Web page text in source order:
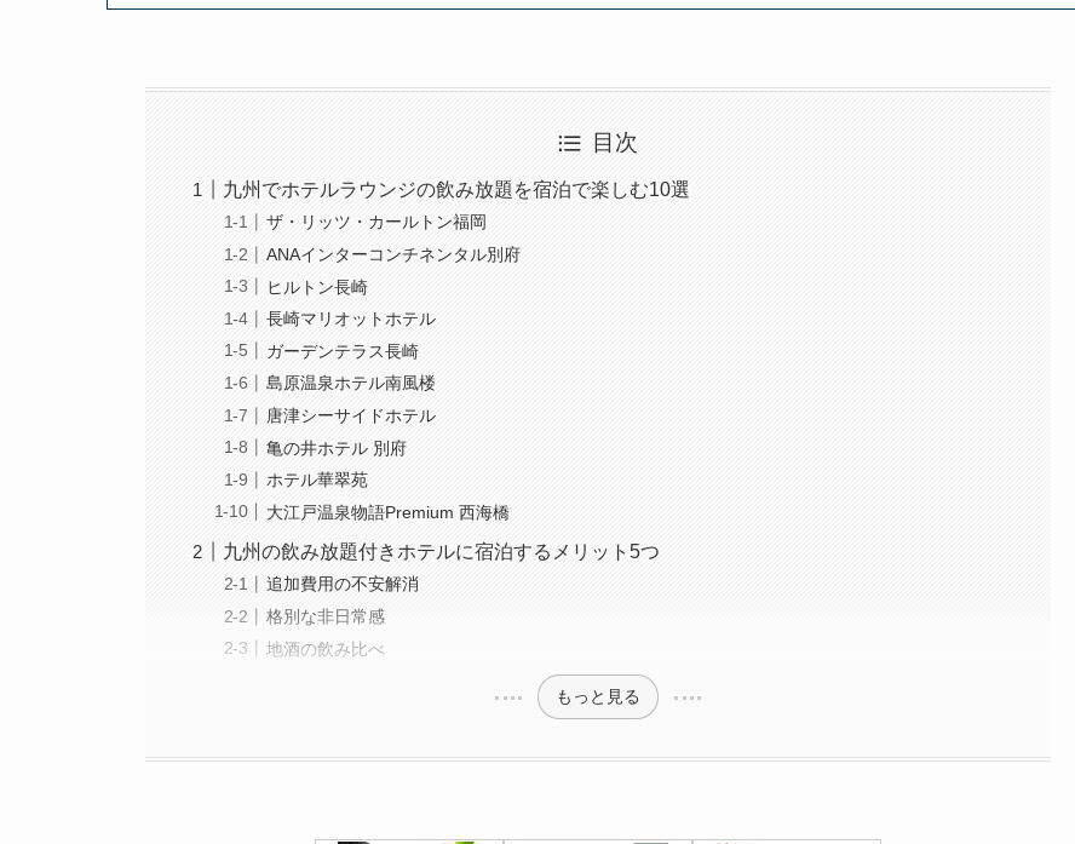
目次
九州でホテルラウンジの飲み放題を宿泊で楽しむ10選
ザ・リッツ・カールトン福岡
ANAインターコンチネンタル別府
ヒルトン長崎
長崎マリオットホテル
ガーデンテラス長崎
島原温泉ホテル南風楼
唐津シーサイドホテル
亀の井ホテル 別府
ホテル華翠苑
大江戸温泉物語Premium 西海橋
九州の飲み放題付きホテルに宿泊するメリット5つ
追加費用の不安解消
格別な非日常感
地酒の飲み比べ
もっと見る